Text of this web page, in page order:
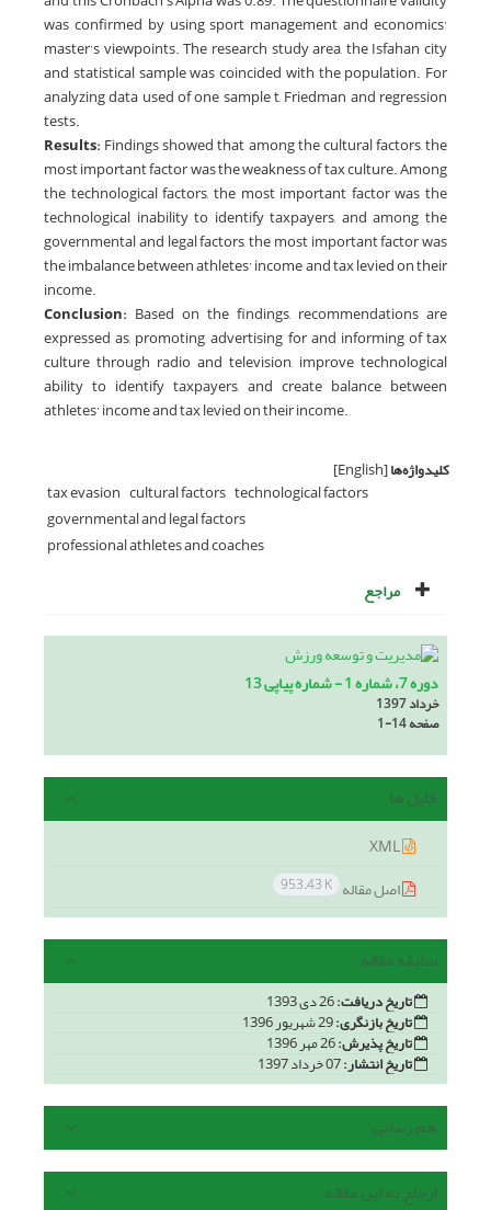
was confirmed by using sport management and economics’
master’s viewpoints. The research study area, the Isfahan city
and statistical sample was coincided with the population. For
analyzing data used of one sample t, Friedman and regression
tests.
Results: Findings showed that among the cultural factors, the
most important factor was the weakness of tax culture. Among
the technological factors, the most important factor was the
technological inability to identify taxpayers, and among the
governmental and legal factors, the most important factor was
the imbalance between athletes’ income and tax levied on their
income.
Conclusion: Based on the findings, recommendations are
expressed as, promoting, advertising for and informing of tax
culture through radio and television, improve technological
ability to identify taxpayers, and create balance between
athletes’ income and tax levied on their income.
کلیدواژه‌ها[English]
tax evasion cultural factors technological factors
governmental and legal factors
professional athletes and coaches
مراجع
دوره 7، شماره 1 - شماره پیاپی 13
خرداد 1397
صفحه1-14
فایل ها
اصل مقاله 953.43 K
سابقه مقاله
تاریخ دریافت:
تاریخ بازنگری:
تاریخ پذیرش:
تاریخ انتشار:
هم رسانی
ارجاع به این مقاله